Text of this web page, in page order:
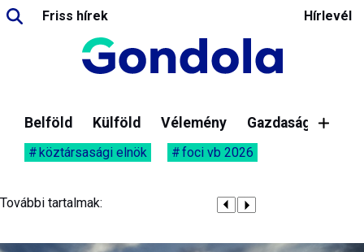
Friss hírek Hírlevél
Belföld Külföld Vélemény Gazdaság
köztársasági elnök foci vb 2026
További tartalmak: